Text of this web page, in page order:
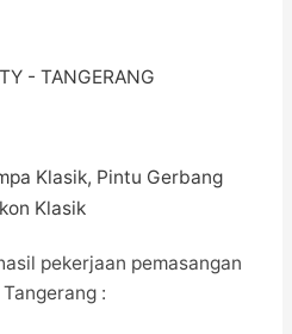
- TANGERANG
Klasik, Pintu Gerbang
Klasik
pekerjaan pemasangan
: